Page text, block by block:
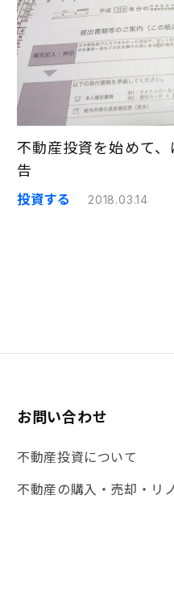
不動産投資を始めて
告
投資する 2018.03.14
お問い合わせ
不動産投資について
不動産の購入・売却・リ